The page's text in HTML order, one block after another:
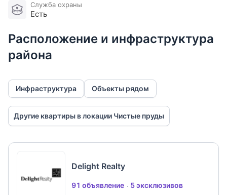
Служба охраны
Есть
Расположение и инфраструктура
района
Инфраструктура Объекты рядом
Другие квартиры в локации Чистые пруды
Delight Realty
91 объявление 5 эксклюзивов